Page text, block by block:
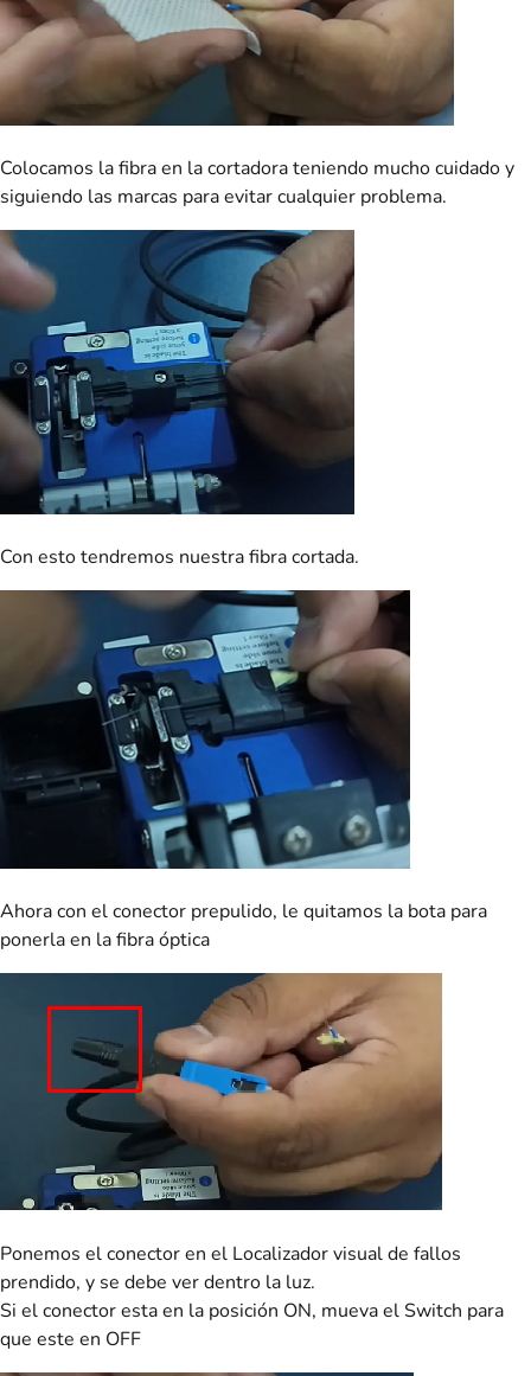
Colocamos la fibra en la cortadora teniendo mucho cuidado y
siguiendo las marcas para evitar cualquier problema.
Con esto tendremos nuestra fibra cortada.
Ahora con el conector prepulido, le quitamos la bota para
ponerla en la fibra óptica
Ponemos el conector en el Localizador visual de fallos
prendido, y se debe ver dentro la luz.
Si el conector esta en la posición ON, mueva el Switch para
que este en OFF